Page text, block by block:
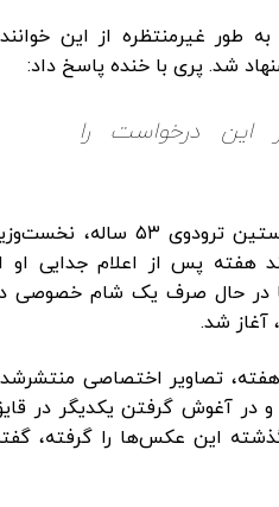
طور غیرمنتظره از این
شد. پری با خنده پاسخ داد:
این درخواست را
شایعات درباره رابطه عاشقانه کیتی و جاستین ترودوی ۵۳ ساله،
هفته پس از اعلام جدایی او
که آن‌ها در حال صرف یک شام خصوصی
تصاویر اختصاصی
و در آغوش گرفتن یکدیگر در
این عکس‌ها را گرفته،